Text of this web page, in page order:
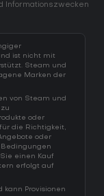
Informationszwecken
ist nicht mit
Steam und
Marken der
von Steam und
oder
die Richtigkeit,
oder
einen Kauf
erfolgt auf
kann Provisionen